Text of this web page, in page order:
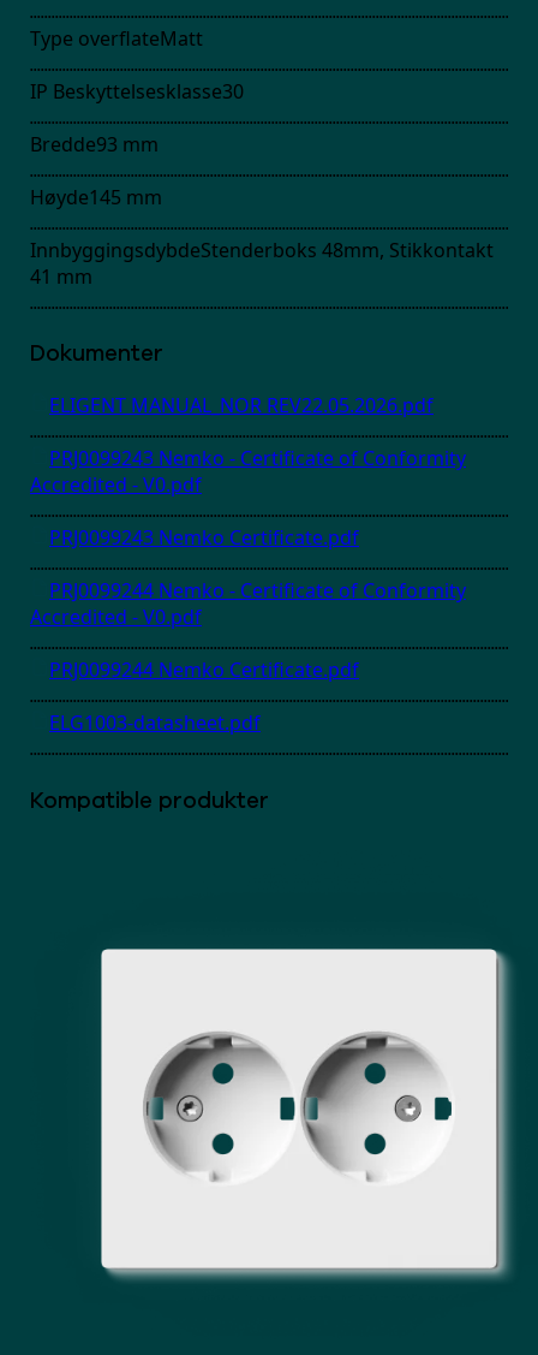
Type overflateMatt
IP Beskyttelsesklasse30
Bredde93 mm
Høyde145 mm
InnbyggingsdybdeStenderboks 48mm, Stikkontakt
41 mm
Dokumenter
ELIGENT MANUAL_NOR REV22.05.2026.pdf
PRJ0099243 Nemko - Certificate of Conformity
Accredited - V0.pdf
PRJ0099243 Nemko Certificate.pdf
PRJ0099244 Nemko - Certificate of Conformity
Accredited - V0.pdf
PRJ0099244 Nemko Certificate.pdf
ELG1003-datasheet.pdf
Kompatible produkter